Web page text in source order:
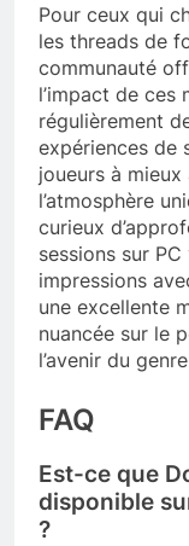
Pour ceux qui
les threads de
communauté
l’impact de ces
régulièrement
expériences de
joueurs à
l’atmosphère
curieux
sessions sur
impressions
une excellente
nuancée sur le
l’avenir du
FAQ
Est-ce que
disponible
?